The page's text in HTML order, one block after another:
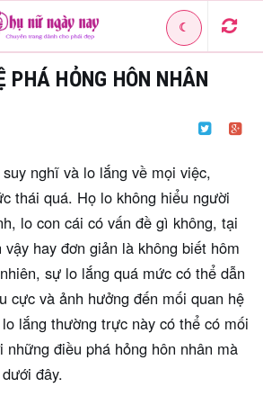
☾
PHÁ HỎNG HÔN NHÂN
nghĩ và lo lắng về mọi việc,
thái quá. Họ lo không hiểu người
lo con cái có vấn đề gì không, tại
hay đơn giản là không biết hôm
sự lo lắng quá mức có thể dẫn
cực và ảnh hưởng đến mối quan hệ
lắng thường trực này có thể có mối
những điều phá hỏng hôn nhân mà
đây.